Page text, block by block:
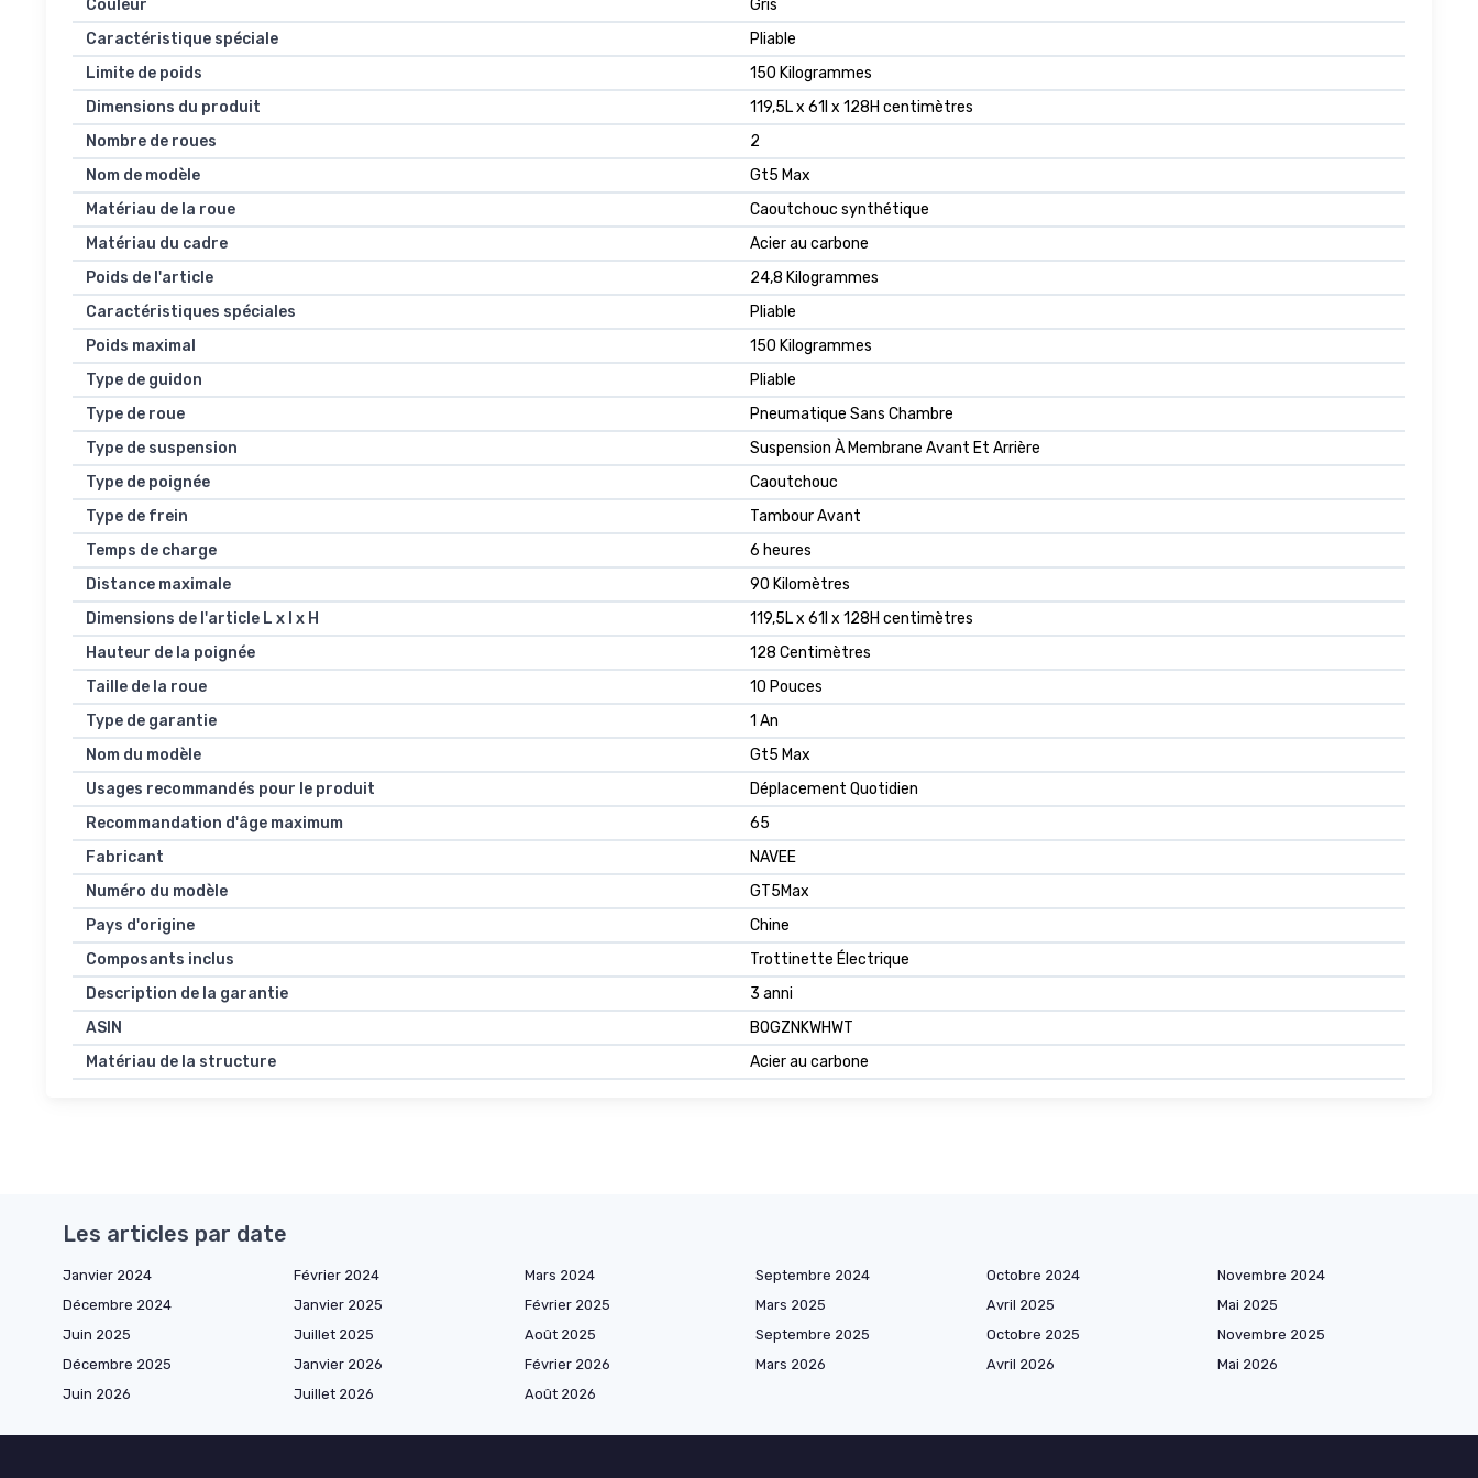
Couleur
Gris
Caractéristique spéciale
Pliable
Limite de poids
150 Kilogrammes
Dimensions du produit
119,5L x 61l x 128H centimètres
Nombre de roues
2
Nom de modèle
Gt5 Max
Matériau de la roue
Caoutchouc synthétique
Matériau du cadre
Acier au carbone
Poids de l'article
24,8 Kilogrammes
Caractéristiques spéciales
Pliable
Poids maximal
150 Kilogrammes
Type de guidon
Pliable
Type de roue
Pneumatique Sans Chambre
Type de suspension
Suspension À Membrane Avant Et Arrière
Type de poignée
Caoutchouc
Type de frein
Tambour Avant
Temps de charge
6 heures
Distance maximale
90 Kilomètres
Dimensions de l'article L x l x H
119,5L x 61l x 128H centimètres
Hauteur de la poignée
128 Centimètres
Taille de la roue
10 Pouces
Type de garantie
1 An
Nom du modèle
Gt5 Max
Usages recommandés pour le produit
Déplacement Quotidien
Recommandation d'âge maximum
65
Fabricant
NAVEE
Numéro du modèle
GT5Max
Pays d'origine
Chine
Composants inclus
Trottinette Électrique
Description de la garantie
3 anni
ASIN
B0GZNKWHWT
Matériau de la structure
Acier au carbone
Les articles par date
Janvier 2024 Février 2024 Mars 2024 Septembre 2024 Octobre 2024
Novembre 2024
Décembre 2024
Janvier 2025 Février 2025 Mars 2025 Avril 2025
Mai 2025
Juin 2025
Juillet 2025 Août 2025 Septembre 2025 Octobre 2025
Novembre 2025
Décembre 2025
Janvier 2026 Février 2026 Mars 2026 Avril 2026
Mai 2026
Juin 2026
Juillet 2026 Août 2026